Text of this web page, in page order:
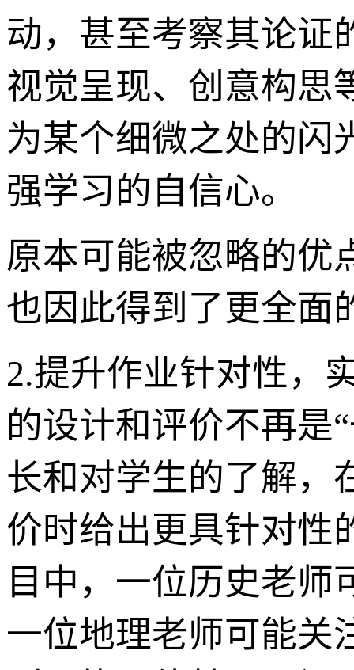
动，甚至考察其论证
视觉呈现、创意构思
为某个细微之处的闪
强学习的自信心。
原本可能被忽略的优
也因此得到了更全面
2.提升作业针对性，
的设计和评价不再是
长和对学生的了解，
价时给出更具针对性
目中，一位历史老
一位地理老师可能关